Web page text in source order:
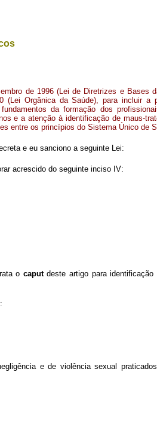
de 1996 (Lei de Diretrizes e Bases
(Lei Orgânica da Saúde), para incluir a
da formação dos
e a atenção à identificação de maus-
entre os princípios do Sistema Único de
e eu sanciono a seguinte Lei:
acrescido do seguinte inciso IV:
o caputdeste artigo para identificação
e de violência sexual